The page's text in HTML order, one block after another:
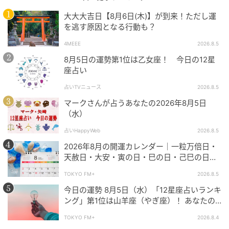
大大大吉日【8月6日(木)】が到来！ただし運
を逃す原因となる行動も？
4MEEE 2026.8.5
8月5日の運勢第1位は乙女座！ 今日の12星
座占い
占いTVニュース 2026.8.5
マークさんが占うあなたの2026年8月5日
（水）
占いHappyWeb 2026.8.5
2026年8月の開運カレンダー｜一粒万倍日・
天赦日・大安・寅の日・巳の日・己巳の日…8
こと、NG行動などを解説
TOKYO FM+ 2026.8.5
今日の運勢 8月5日（水）「12星座占いランキ
ング」第1位は山羊座（やぎ座）！ あなたの
TOKYO FM+ 2026.8.4